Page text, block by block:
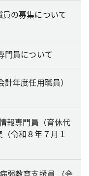
の募集について
門員について
年度任用職員）
報専門員（育休代
令和８年７月１
弱教育支援員 （会